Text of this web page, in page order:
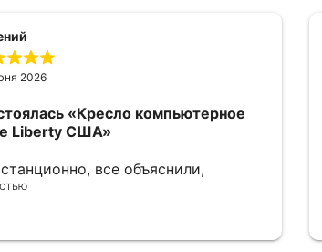
2026
«Кресло компьютерное
Liberty США»
все объяснили,
фото и видео по запросу.
хорошо упаковали. однозначно